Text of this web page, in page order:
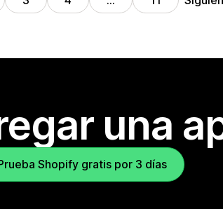
una
Shopify gratis por 3 días